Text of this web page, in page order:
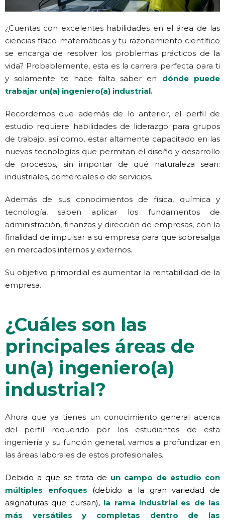
¿Cuentas con excelentes habilidades en el área de las
ciencias físico-matemáticas y tu razonamiento científico
se encarga de resolver los problemas prácticos de la
vida? Probablemente, esta es la carrera perfecta para ti
y solamente te hace falta saber en dónde puede
trabajar un(a) ingeniero(a) industrial.
Recordemos que además de lo anterior, el perfil de
estudio requiere habilidades de liderazgo para grupos
de trabajo, así como, estar altamente capacitado en las
nuevas tecnologías que permitan el diseño y desarrollo
de procesos, sin importar de qué naturaleza sean:
industriales, comerciales o de servicios.
Además de sus conocimientos de física, química y
tecnología, saben aplicar los fundamentos de
administración, finanzas y dirección de empresas, con la
finalidad de impulsar a su empresa para que sobresalga
en mercados internos y externos.
Su objetivo primordial es aumentar la rentabilidad de la
empresa.
¿Cuáles son las
principales áreas de
un(a) ingeniero(a)
industrial?
Ahora que ya tienes un conocimiento general acerca
del perfil requerido por los estudiantes de esta
ingeniería y su función general, vamos a profundizar en
las áreas laborales de estos profesionales.
Debido a que se trata de un campo de estudio con
múltiples enfoques (debido a la gran variedad de
asignaturas que cursan), la rama industrial es de las
más versátiles y completas dentro de las